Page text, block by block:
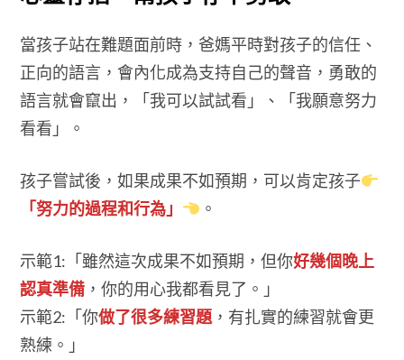
當孩子站在難題面前時，爸媽平時對孩子的信任、
正向的語言，會內化成為支持自己的聲音，勇敢的
語言就會竄出，「我可以試試看」、「我願意努力
看看」。
孩子嘗試後，如果成果不如預期，可以肯定孩子
「努力的過程和行為」
。
示範1:「雖然這次成果不如預期，但你好幾個晚上
認真準備，你的用心我都看見了。」
示範2:「你做了很多練習題，有扎實的練習就會更
熟練。」